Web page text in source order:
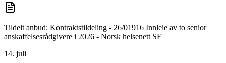
Tildelt anbud: Kontraktstildeling - 26/01916 Innleie av to senior
anskaffelsesrådgivere i 2026 - Norsk helsenett SF
14. juli